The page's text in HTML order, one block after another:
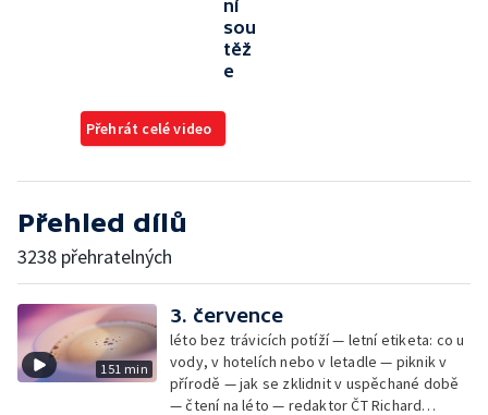
ní
sou
těž
e
Přehrát celé video
Přehled dílů
3238 přehratelných
151 min
3. července
léto bez trávicích potíží — letní etiketa: co u
vody, v hotelích nebo v letadle — piknik v
přírodě — jak se zklidnit v uspěchané době
— čtení na léto — redaktor ČT Richard